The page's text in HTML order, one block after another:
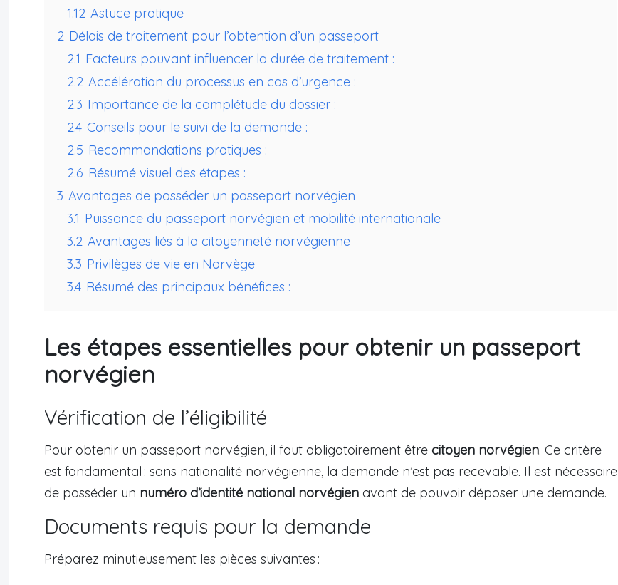
1.12 Astuce pratique
2 Délais de traitement pour l’obtention d’un passeport
2.1 Facteurs pouvant influencer la durée de traitement :
2.2 Accélération du processus en cas d’urgence :
2.3 Importance de la complétude du dossier :
2.4 Conseils pour le suivi de la demande :
2.5 Recommandations pratiques :
2.6 Résumé visuel des étapes :
3 Avantages de posséder un passeport norvégien
3.1 Puissance du passeport norvégien et mobilité internationale
3.2 Avantages liés à la citoyenneté norvégienne
3.3 Privilèges de vie en Norvège
3.4 Résumé des principaux bénéfices :
Les étapes essentielles pour obtenir un passeport
norvégien
Vérification de l’éligibilité
Pour obtenir un passeport norvégien, il faut obligatoirement être citoyen norvégien. Ce critère
est fondamental : sans nationalité norvégienne, la demande n’est pas recevable. Il est nécessaire
de posséder un numéro d’identité national norvégien avant de pouvoir déposer une demande.
Documents requis pour la demande
Préparez minutieusement les pièces suivantes :